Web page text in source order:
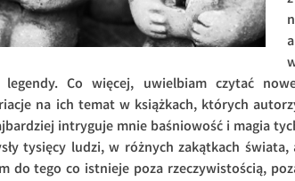
n
a
Co więcej, uwielbiam czytać
na ich temat w książkach, których
intryguje mnie baśniowość i magia
tysięcy ludzi, w różnych zakątkach świata,
do tego co istnieje poza rzeczywistością,